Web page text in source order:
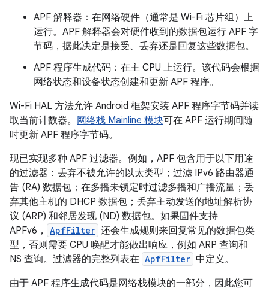
APF 解释器：在网络硬件（通常是 Wi-Fi 芯片组）上
运行。APF 解释器会对硬件收到的数据包运行 APF 字
节码，据此决定是接受、丢弃还是回复这些数据包。
APF 程序生成代码：在主 CPU 上运行。该代码会根据
网络状态和设备状态创建和更新 APF 程序。
Wi-Fi HAL 方法允许 Android 框架安装 APF 程序字节码并读
取当前计数器。 网络栈 Mainline 模块可在 APF 运行期间随
时更新 APF 程序字节码。
现已实现多种 APF 过滤器。例如，APF 包含用于以下用途
的过滤器：丢弃不被允许的以太类型；过滤 IPv6 路由器通
告 (RA) 数据包；在多播未锁定时过滤多播和广播流量；丢
弃其他主机的 DHCP 数据包；丢弃主动发送的地址解析协
议 (ARP) 和邻居发现 (ND) 数据包。如果固件支持
APFv6，
ApfFilter 还会生成规则来回复常见的数据包类
型，否则需要 CPU 唤醒才能做出响应，例如 ARP 查询和
NS 查询。过滤器的完整列表在 ApfFilter 中定义。
由于 APF 程序生成代码是网络栈模块的一部分，因此您可